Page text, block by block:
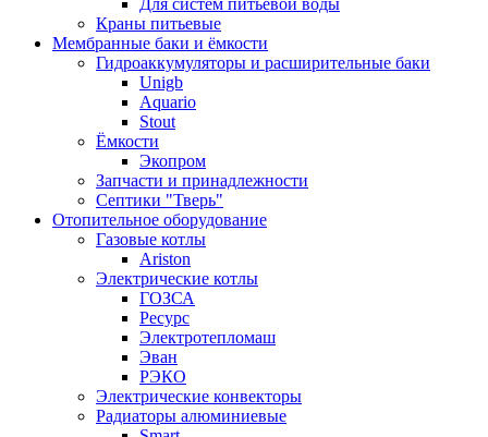
Для систем питьевой воды
Краны питьевые
Мембранные баки и ёмкости
Гидроаккумуляторы и расширительные баки
Unigb
Aquario
Stout
Ёмкости
Экопром
Запчасти и принадлежности
Септики "Тверь"
Отопительное оборудование
Газовые котлы
Ariston
Электрические котлы
ГОЗСА
Ресурс
Электротепломаш
Эван
РЭКО
Электрические конвекторы
Радиаторы алюминиевые